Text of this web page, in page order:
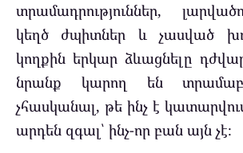
տրամադրություններ,
կեղծ ժպիտներ և չասված
կողքին երկար ձևացնելը
նրանք կարող են
չհասկանալ, թե ինչ է
արդեն զգալ՝ ինչ-որ բան այն չէ։